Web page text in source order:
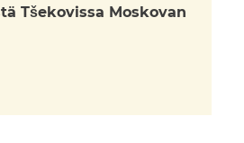
Tšekovissa Moskovan